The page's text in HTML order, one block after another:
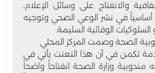
والانفتاح على وسائل الإعلام،
أساسياً في نشر الوعي الصحي وتوجيه
السلوكيات الوقائية السليمة.
الصحة وصمت المركز المحلي
تكمن في أن هذا التعنت يأتي في
مندوبية وزارة الصحةانفتاحاً واضحاً